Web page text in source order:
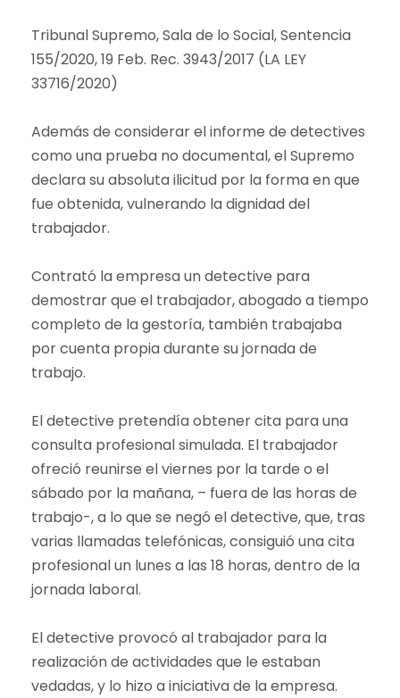
Tribunal Supremo, Sala de lo Social, Sentencia
155/2020, 19 Feb. Rec. 3943/2017 (LA LEY
33716/2020)
Además de considerar el informe de detectives
como una prueba no documental, el Supremo
declara su absoluta ilicitud por la forma en que
fue obtenida, vulnerando la dignidad del
trabajador.
Contrató la empresa un detective para
demostrar que el trabajador, abogado a tiempo
completo de la gestoría, también trabajaba
por cuenta propia durante su jornada de
trabajo.
El detective pretendía obtener cita para una
consulta profesional simulada. El trabajador
ofreció reunirse el viernes por la tarde o el
sábado por la mañana, – fuera de las horas de
trabajo-, a lo que se negó el detective, que, tras
varias llamadas telefónicas, consiguió una cita
profesional un lunes a las 18 horas, dentro de la
jornada laboral.
El detective provocó al trabajador para la
realización de actividades que le estaban
vedadas, y lo hizo a iniciativa de la empresa.